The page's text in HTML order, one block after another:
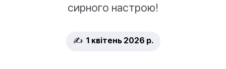
сирного настрою!
✍️ 1 квітень 2026 р.